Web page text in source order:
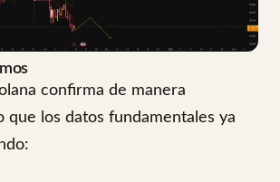
confirma de manera
que los datos fundamentales ya